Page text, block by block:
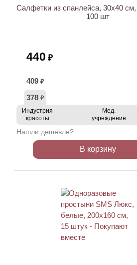
Салфетки из спанлейса, 30х40
100 шт
440 ₽
409 ₽
378 ₽
Индустрия
красоты
Мед.
учреждение
Нашли дешевле?
В корзину